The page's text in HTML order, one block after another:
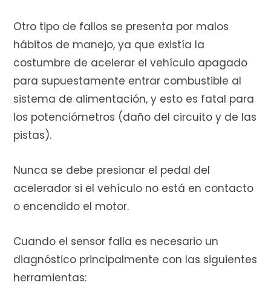
Otro tipo de fallos se presenta por malos
hábitos de manejo, ya que existía la
costumbre de acelerar el vehículo apagado
para supuestamente entrar combustible al
sistema de alimentación, y esto es fatal para
los potenciómetros (daño del circuito y de las
pistas).
Nunca se debe presionar el pedal del
acelerador si el vehículo no está en contacto
o encendido el motor.
Cuando el sensor falla es necesario un
diagnóstico principalmente con las siguientes
herramientas: